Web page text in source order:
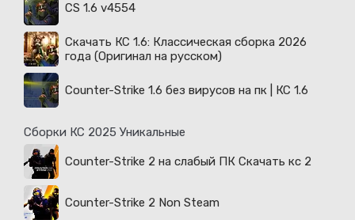
CS 1.6 v4554
Скачать КС 1.6: Классическая сборка 2026
года (Оригинал на русском)
Counter-Strike 1.6 без вирусов на пк | КС 1.6
Сборки КС 2025 Уникальные
Counter-Strike 2 на слабый ПК Скачать кс 2
Counter-Strike 2 Non Steam